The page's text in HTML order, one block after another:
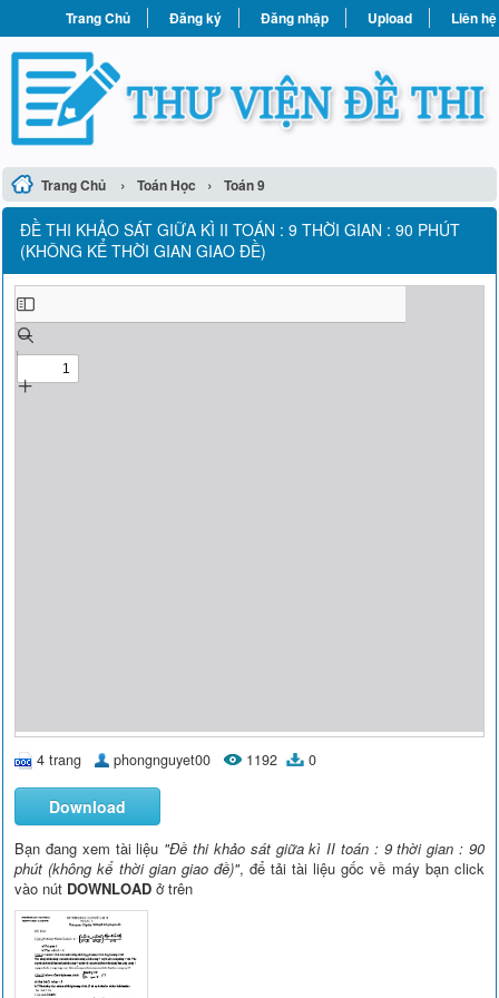
Trang Chủ Đăng ký Đăng nhập Upload Liên hệ
Trang Chủ › Toán Học › Toán 9
ĐỀ THI KHẢO SÁT GIỮA KÌ II TOÁN : 9 THỜI GIAN : 90 PHÚT
(KHÔNG KỂ THỜI GIAN GIAO ĐỀ)
4 trang phongnguyet00 1192 0
Download
Bạn đang xem tài liệu "Đề thi khảo sát giữa kì II toán : 9 thời gian : 90
phút (không kể thời gian giao đề)", để tải tài liệu gốc về máy bạn click
vào nút DOWNLOAD ở trên